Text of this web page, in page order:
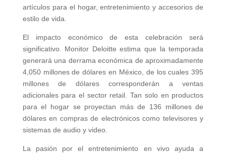
artículos para el hogar, entretenimiento y accesorios de
estilo de vida.
El impacto económico de esta celebración será
significativo. Monitor Deloitte estima que la temporada
generará una derrama económica de aproximadamente
4,050 millones de dólares en México, de los cuales 395
millones de dólares corresponderán a ventas
adicionales para el sector retail. Tan solo en productos
para el hogar se proyectan más de 136 millones de
dólares en compras de electrónicos como televisores y
sistemas de audio y video.
La pasión por el entretenimiento en vivo ayuda a